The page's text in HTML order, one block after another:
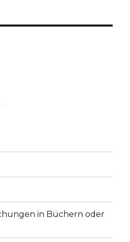
in Büchern oder